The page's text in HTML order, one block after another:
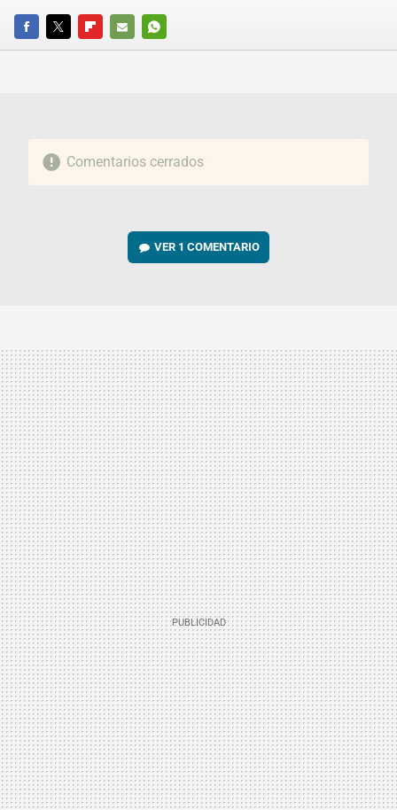
FACEBOOKTWITTERFLIPBOARD
E-
WHATSAPP
Comentarios cerrados
VER 1 COMENTARIO